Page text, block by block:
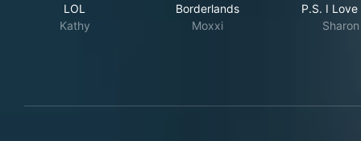
LOL
Kathy
Borderlands
Moxxi
P.S. I Love
Sharon